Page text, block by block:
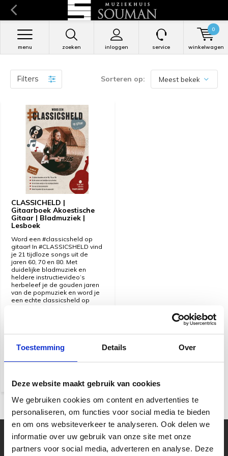
Toestemming Details Over
Deze website maakt gebruik van cookies
We gebruiken cookies om content en advertenties te
personaliseren, om functies voor social media te bieden
en om ons websiteverkeer te analyseren. Ook delen we
informatie over uw gebruik van onze site met onze
partners voor social media, adverteren en analyse. Deze
zoeken inloggen
menu service winkelwagen
0
Filters Sorteren op:
CLASSICHELD |
Gitaarboek Akoestische
Gitaar | Bladmuziek |
Lesboek
Word een #classicsheld op
gitaar! In #CLASSICSHELD vind
je 21 tijdloze songs uit de
jaren 60, 70 en 80. Met
duidelijke bladmuziek en
heldere instructievideo’s
herbeleef je de gouden jaren
van de popmuziek en word je
een echte classicsheld op
Snelle levering
€ 22,95
Uw muziekwinkel sinds 45 jaar